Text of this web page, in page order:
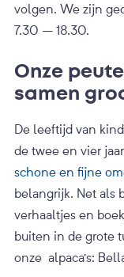
volgen. We zijn
7.30 – 18.30.
Onze
samen
De leeftijd van
de twee en vier
schone en fijne
belangrijk. Net als
verhaaltjes en
buiten in de grote
onze alpaca’s: